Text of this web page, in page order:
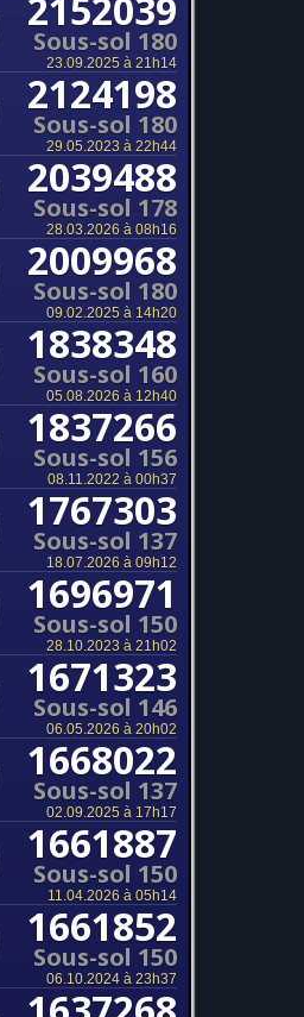
Sous-sol 180
23.09.2025 à 21h14
2124198
Sous-sol 180
29.05.2023 à 22h44
2039488
Sous-sol 178
28.03.2026 à 08h16
2009968
Sous-sol 180
09.02.2025 à 14h20
1838348
Sous-sol 160
05.08.2026 à 12h40
1837266
Sous-sol 156
08.11.2022 à 00h37
1767303
Sous-sol 137
18.07.2026 à 09h12
1696971
Sous-sol 150
28.10.2023 à 21h02
1671323
Sous-sol 146
06.05.2026 à 20h02
1668022
Sous-sol 137
02.09.2025 à 17h17
1661887
Sous-sol 150
11.04.2026 à 05h14
1661852
Sous-sol 150
06.10.2024 à 23h37